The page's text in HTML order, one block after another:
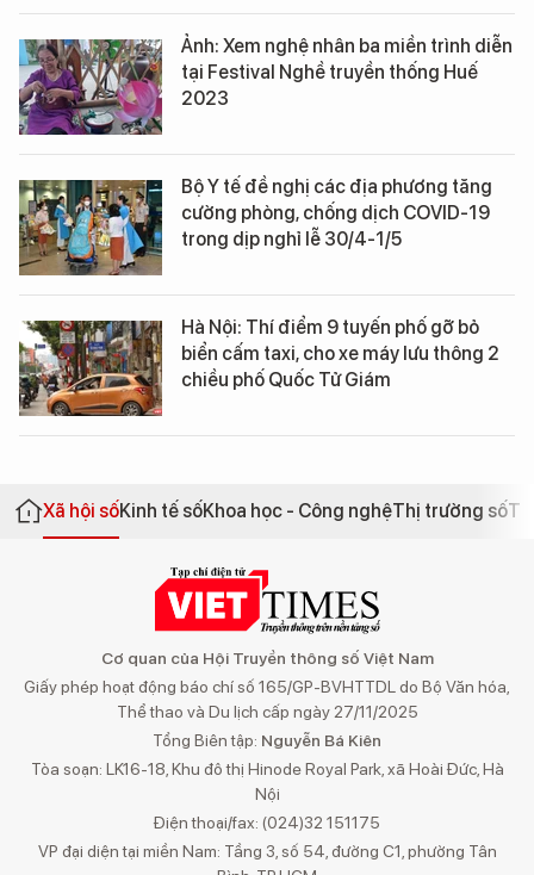
Ảnh: Xem nghệ nhân ba miền trình diễn
tại Festival Nghề truyền thống Huế
2023
Bộ Y tế đề nghị các địa phương tăng
cường phòng, chống dịch COVID-19
trong dịp nghỉ lễ 30/4-1/5
Hà Nội: Thí điểm 9 tuyến phố gỡ bỏ
biển cấm taxi, cho xe máy lưu thông 2
chiều phố Quốc Tử Giám
Xã hội sốKinh tế sốKhoa học - Công nghệThị trường số
Cơ quan của Hội Truyền thông số Việt Nam
Giấy phép hoạt động báo chí số 165/GP-BVHTTDL do Bộ Văn hóa,
Thể thao và Du lịch cấp ngày 27/11/2025
Tổng Biên tập: Nguyễn Bá Kiên
Tòa soạn: LK16-18, Khu đô thị Hinode Royal Park, xã Hoài Đức, Hà
Nội
Điện thoại/fax: (024)32 151175
VP đại diện tại miền Nam: Tầng 3, số 54, đường C1, phường Tân